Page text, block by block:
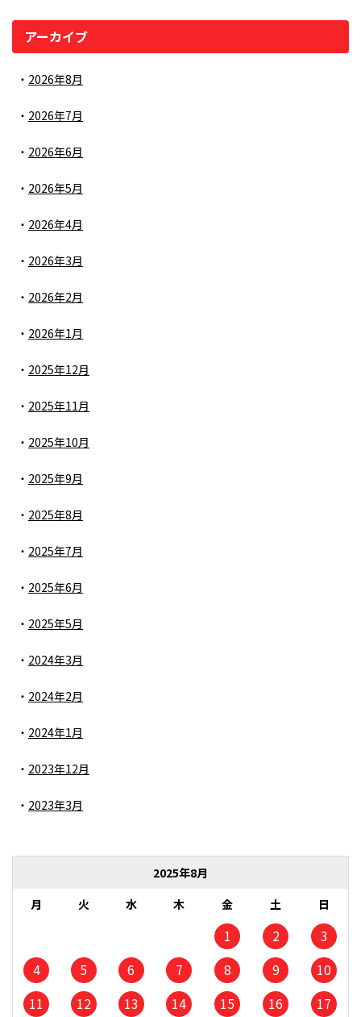
アーカイブ
2026年8月
2026年7月
2026年6月
2026年5月
2026年4月
2026年3月
2026年2月
2026年1月
2025年12月
2025年11月
2025年10月
2025年9月
2025年8月
2025年7月
2025年6月
2025年5月
2024年3月
2024年2月
2024年1月
2023年12月
2023年3月
2025年8月
月
火 水 木 金 土 日
1 2
3
4
5 6 7 8 9
10
11
12 13 14 15 16 17